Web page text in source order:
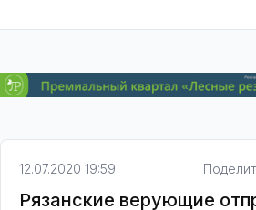
12.07.2020 19:59
Рязанские верующие